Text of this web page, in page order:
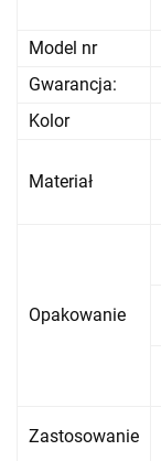
Model nr
Gwarancja:
Kolor
Materiał
Opakowanie
Zastosowanie